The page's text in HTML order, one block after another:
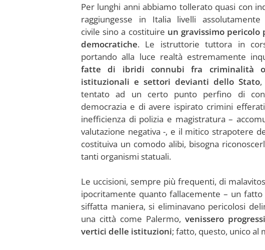
Per lunghi anni abbiamo tollerato quasi con
raggiungesse in Italia livelli
civile sino a costituire un gravissimo
democratiche. Le istruttorie tuttora in
portando alla luce realtà estremamente
fatte di ibridi connubi fra criminalità
istituzionali e settori devianti dello Stato
tentato ad un certo punto perfino di
democrazia e di avere ispirato crimini
inefficienza di polizia e magistratura –
valutazione negativa -, e il mitico strapotere
costituiva un comodo alibi, bisogna
tanti organismi statuali.
Le uccisioni, sempre più frequenti, di
ipocritamente quanto fallacemente – un
siffatta maniera, si eliminavano pericolosi
una città come Palermo, venissero
vertici delle istituzioni; fatto, questo, unico al